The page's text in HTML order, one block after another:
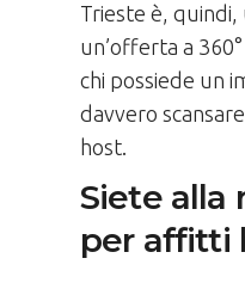
Trieste è,
un’offerta a
chi possiede un
davvero
host.
Siete alla
per affitti